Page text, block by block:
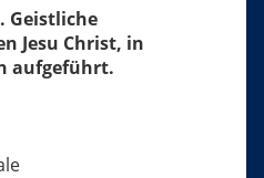
Geistliche
Jesu Christ, in
aufgeführt.